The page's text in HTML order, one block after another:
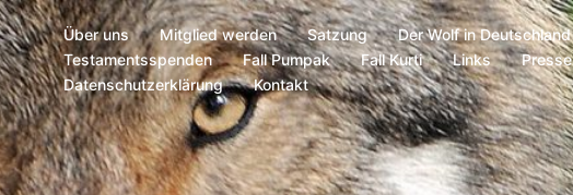
Über uns Mitglied werden Satzung Der Wolf in Deutschland
Testamentsspenden
Fall Pumpak Fall Kurti Links Presse
Datenschutzerklärung
Kontakt